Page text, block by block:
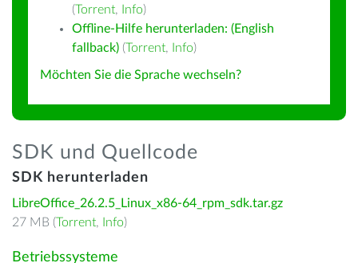
(Torrent, Info)
Offline-Hilfe herunterladen: (English
fallback) (Torrent, Info)
Möchten Sie die Sprache wechseln?
SDK und Quellcode
SDK herunterladen
LibreOffice_26.2.5_Linux_x86-64_rpm_sdk.tar.gz
27 MB (Torrent, Info)
Betriebssysteme